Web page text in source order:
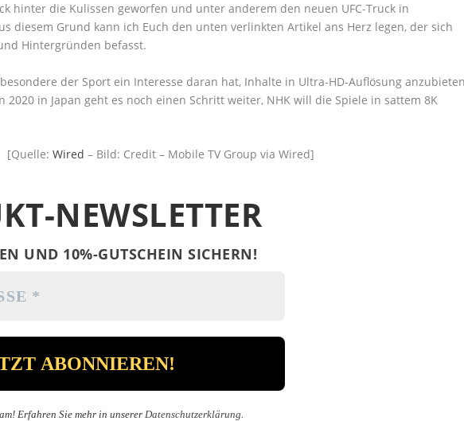
hinter die Kulissen geworfen und unter anderem den neuen UFC-Truck in
diesem Grund kann ich Euch den unten verlinkten Artikel ans Herz legen, der sich
Hintergründen befasst.
der Sport ein Interesse daran hat, Inhalte in Ultra-HD-Auflösung
2020 in Japan geht es noch einen Schritt weiter, NHK will die Spiele in sattem 8K
[Quelle: Wired – Bild: Credit – Mobile TV Group via Wired]
NEWSLETTER
UND 10%-GUTSCHEIN SICHERN!
Erfahren Sie mehr in unserer Datenschutzerklärung